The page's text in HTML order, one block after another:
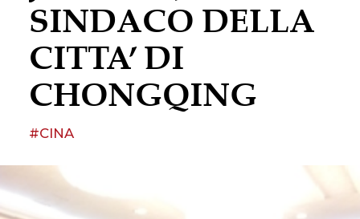
SINDACO DELLA
CITTA’ DI
CHONGQING
#CINA